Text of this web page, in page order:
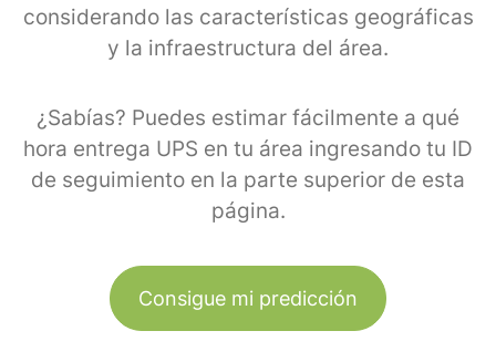
considerando las características geográficas
y la infraestructura del área.
¿Sabías? Puedes estimar fácilmente a qué
hora entrega UPS en tu área ingresando tu ID
de seguimiento en la parte superior de esta
página.
Consigue mi predicción